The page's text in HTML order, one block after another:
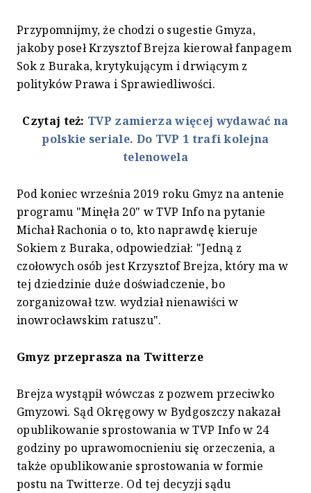
Przypomnijmy, że chodzi o sugestie Gmyza,
jakoby poseł Krzysztof Brejza kierował fanpagem
Sok z Buraka, krytykującym i drwiącym z
polityków Prawa i Sprawiedliwości.
Czytaj też: TVP zamierza więcej wydawać na
polskie seriale. Do TVP 1 trafi kolejna
telenowela
Pod koniec września 2019 roku Gmyz na antenie
programu "Minęła 20" w TVP Info na pytanie
Michał Rachonia o to, kto naprawdę kieruje
Sokiem z Buraka, odpowiedział: "Jedną z
czołowych osób jest Krzysztof Brejza, który ma w
tej dziedzinie duże doświadczenie, bo
zorganizował tzw. wydział nienawiści w
inowrocławskim ratuszu".
Gmyz przeprasza na Twitterze
Brejza wystąpił wówczas z pozwem przeciwko
Gmyzowi. Sąd Okręgowy w Bydgoszczy nakazał
opublikowanie sprostowania w TVP Info w 24
godziny po uprawomocnieniu się orzeczenia, a
także opublikowanie sprostowania w formie
postu na Twitterze. Od tej decyzji sądu